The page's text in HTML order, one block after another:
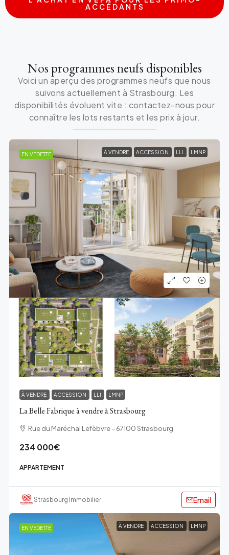
ACCÉDANTS
Nos programmes neufs disponibles
Voici un aperçu des programmes neufs que nous
suivons actuellement à Strasbourg. Les
disponibilités évoluent vite : contactez-nous pour
connaître les lots restants et les prix à jour.
EN VEDETTE À VENDRE ACCESSION LMNP
À VENDRE ACCESSION LLI LMNP
La Belle Fabrique à vendre à Strasbourg
Rue du Maréchal Lefèbvre – 67100 Strasbourg
234 000€
APPARTEMENT
Strasbourg Immobilier Email
EN VEDETTE À VENDRE ACCESSION LMNP